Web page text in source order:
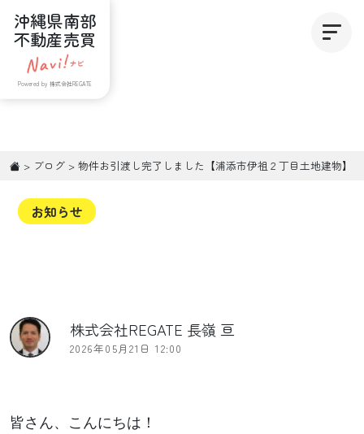
沖縄県南部
不動産売買
Powered by 株式会社REGATE
> ブログ > 物件お引渡し完了しました【浦添市伊祖２丁目土地建物】
お知らせ
株式会社REGATE 長嶺 亘
2026年05月21日 12:00
皆さん、こんにちは！